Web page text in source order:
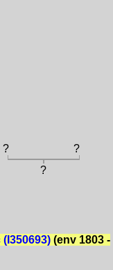
?
?
?
(env 1803 -